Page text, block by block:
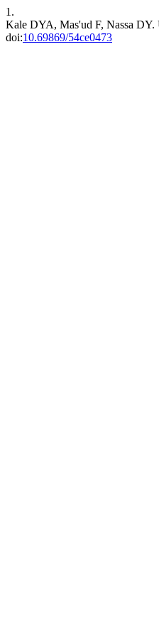
1.
Kale DYA, Mas'ud F, Nassa
doi:10.69869/54ce0473